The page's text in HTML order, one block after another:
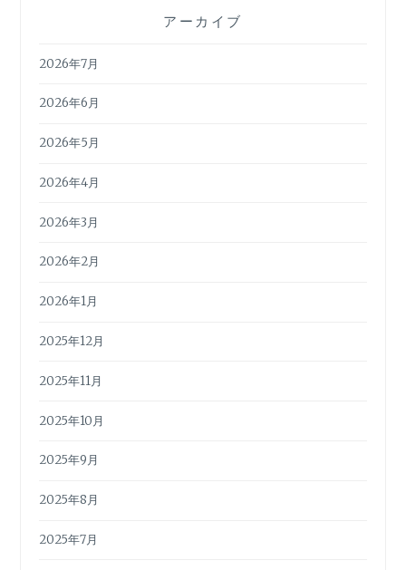
アーカイブ
2026年7月
2026年6月
2026年5月
2026年4月
2026年3月
2026年2月
2026年1月
2025年12月
2025年11月
2025年10月
2025年9月
2025年8月
2025年7月